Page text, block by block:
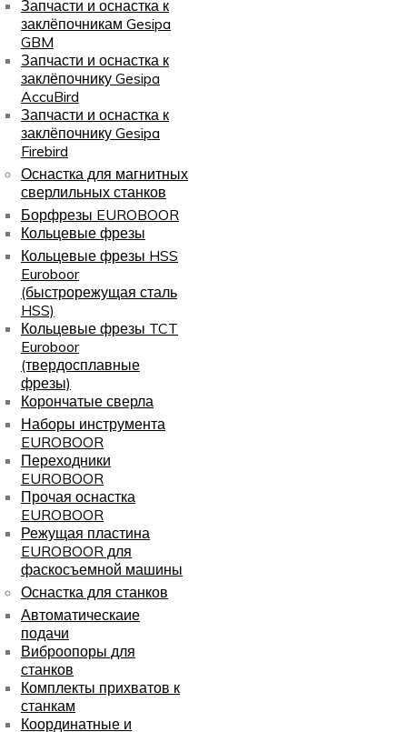
Запчасти и оснастка к
заклёпочникам Gesipa
GBM
Запчасти и оснастка к
заклёпочнику Gesipa
AccuBird
Запчасти и оснастка к
заклёпочнику Gesipa
Firebird
Оснастка для магнитных
сверлильных станков
Борфрезы EUROBOOR
Кольцевые фрезы
Кольцевые фрезы HSS
Euroboor
(быстрорежущая сталь
HSS)
Кольцевые фрезы TCT
Euroboor
(твердосплавные
фрезы)
Корончатые сверла
Наборы инструмента
EUROBOOR
Переходники
EUROBOOR
Прочая оснастка
EUROBOOR
Режущая пластина
EUROBOOR для
фаскосъемной машины
Оснастка для станков
Автоматическаие
подачи
Виброопоры для
станков
Комплекты прихватов к
станкам
Координатные и